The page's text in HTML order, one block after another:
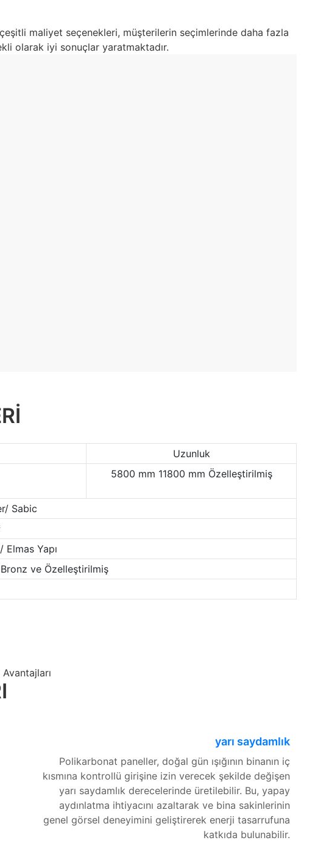
maliyet seçenekleri, müşterilerin seçimlerinde daha fazla
olarak iyi sonuçlar yaratmaktadır.
Uzunluk
5800 mm 11800 mm Özelleştirilmiş
Sabic
Yapı
Bronz ve Özelleştirilmiş
yarı saydamlık
Polikarbonat paneller, doğal gün ışığının binanın iç
kısmına kontrollü girişine izin verecek şekilde değişen
yarı saydamlık derecelerinde üretilebilir. Bu, yapay
aydınlatma ihtiyacını azaltarak ve bina sakinlerinin
genel görsel deneyimini geliştirerek enerji tasarrufuna
katkıda bulunabilir.